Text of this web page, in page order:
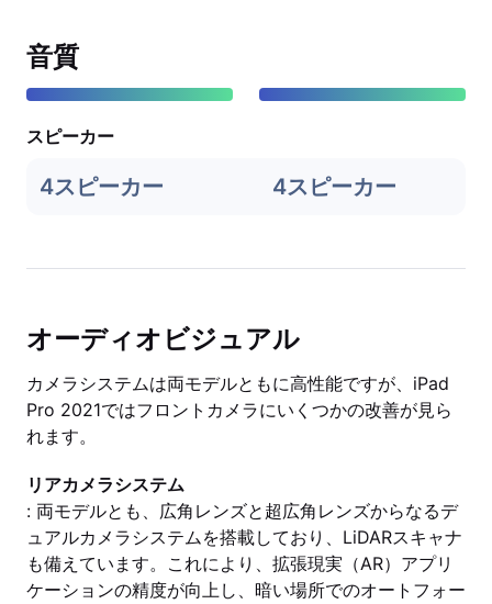
音質
スピーカー
4スピーカー 4スピーカー
オーディオビジュアル
カメラシステムは両モデルともに高性能ですが、iPad
Pro 2021ではフロントカメラにいくつかの改善が見ら
れます。
リアカメラシステム
: 両モデルとも、広角レンズと超広角レンズからなるデ
ュアルカメラシステムを搭載しており、LiDARスキャナ
も備えています。これにより、拡張現実（AR）アプリ
ケーションの精度が向上し、暗い場所でのオートフォー